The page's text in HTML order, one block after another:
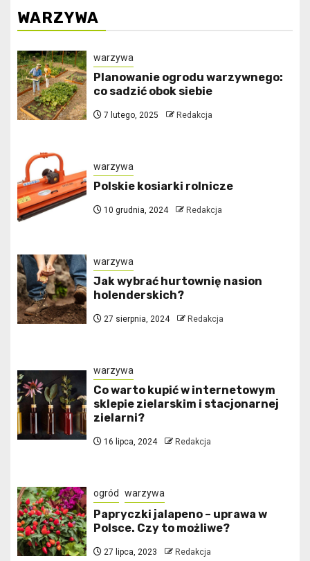
WARZYWA
warzywa
Planowanie ogrodu warzywnego:
co sadzić obok siebie
7 lutego, 2025 Redakcja
warzywa
Polskie kosiarki rolnicze
10 grudnia, 2024 Redakcja
warzywa
Jak wybrać hurtownię nasion
holenderskich?
27 sierpnia, 2024 Redakcja
warzywa
Co warto kupić w internetowym
sklepie zielarskim i stacjonarnej
zielarni?
16 lipca, 2024 Redakcja
ogród warzywa
Papryczki jalapeno – uprawa w
Polsce. Czy to możliwe?
27 lipca, 2023 Redakcja